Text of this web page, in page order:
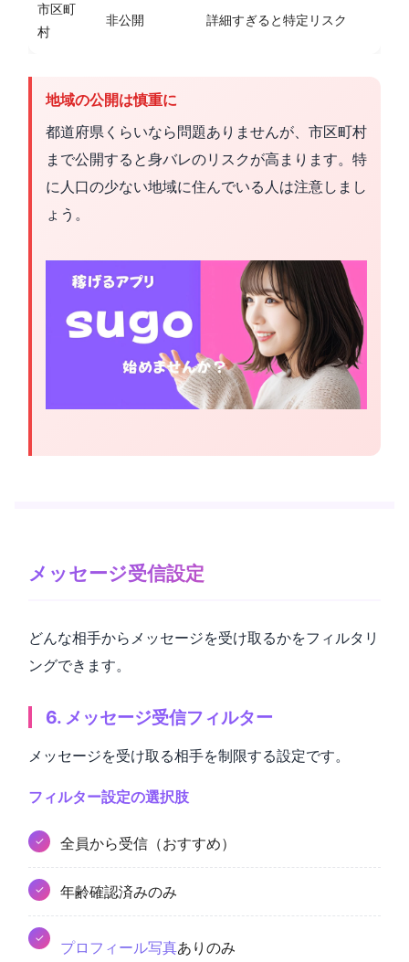
市区町
村
非公開 詳細すぎると特定リスク
地域の公開は慎重に
都道府県くらいなら問題ありませんが、市区町村
まで公開すると身バレのリスクが高まります。特
に人口の少ない地域に住んでいる人は注意しまし
ょう。
メッセージ受信設定
どんな相手からメッセージを受け取るかをフィルタリ
ングできます。
6. メッセージ受信フィルター
メッセージを受け取る相手を制限する設定です。
フィルター設定の選択肢
全員から受信（おすすめ）
年齢確認済みのみ
プロフィール写真ありのみ